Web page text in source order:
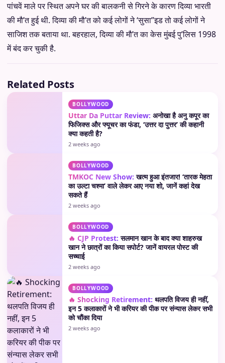
पांचवें माले पर स्थित अपने घर की बालकनी से गिरने के कारण दिव्या भारती
की मौ’त हुई थी. दिव्या की मौ’त को कई लोगों ने ‘सुसा”इड तो कई लोगों ने
साजिश तक बताया था. बहरहाल, दिव्या की मौ’त का केस मुंबई पु’लिस 1998
में बंद कर चुकी है.
Related Posts
BOLLYWOOD
Uttar Da Puttar Review: अनोखा है अनु कपूर का
फिजिक्स और फ्यूचर का फंडा, ‘उत्तर दा पुत्तर’ की कहानी
क्या कहती है?
2 weeks ago
BOLLYWOOD
TMKOC New Show: खत्म हुआ इंतजार! ‘तारक मेहता
का उल्टा चश्मा’ वाले लेकर आए नया शो, जानें कहां देख
सकते हैं
2 weeks ago
BOLLYWOOD
🔥 CJP Protest: सलमान खान के बाद क्या शाहरुख
खान ने छात्रों का किया सपोर्ट? जानें वायरल पोस्ट की
सच्चाई
2 weeks ago
BOLLYWOOD
🔥 Shocking Retirement: थलपति विजय ही नहीं,
इन 5 कलाकारों ने भी करियर की पीक पर संन्यास लेकर सभी
को चौंका दिया
2 weeks ago